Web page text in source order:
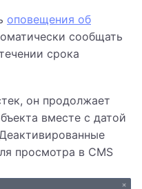
оповещения об
сообщать
срока
он продолжает
вместе с датой
просмотра в CMS